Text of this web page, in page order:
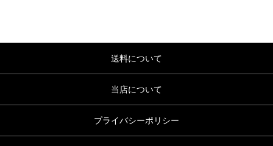
送料について
当店について
プライバシーポリシー